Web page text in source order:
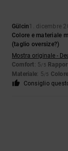
Gülcin1. dicembre
Colore e materiale
(taglio oversize?)
Mostra originale -
Comfort: 5/5
Materiale: 5/5 Colore
Consiglio